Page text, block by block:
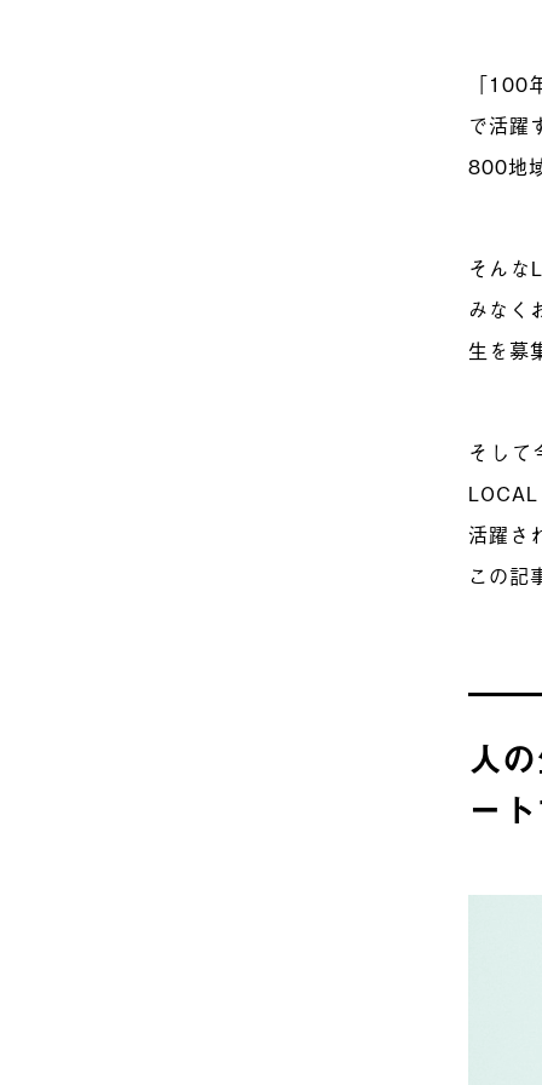
「100
で活躍
800地
そんな
みなく
生を募
そして
活躍さ
この記
人
ー